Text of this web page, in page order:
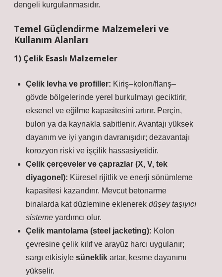
dengeli kurgulanmasıdır.
Temel Güçlendirme Malzemeleri ve
Kullanım Alanları
1) Çelik Esaslı Malzemeler
Çelik levha ve profiller: Kiriş–kolon/flanş–
gövde bölgelerinde yerel burkulmayı geciktirir,
eksenel ve eğilme kapasitesini artırır. Perçin,
bulon ya da kaynakla sabitlenir. Avantajı yüksek
dayanım ve iyi yangın davranışıdır; dezavantajı
korozyon riski ve işçilik hassasiyetidir.
Çelik çerçeveler ve çaprazlar (X, V, tek
diyagonel): Küresel rijitlik ve enerji sönümleme
kapasitesi kazandırır. Mevcut betonarme
binalarda kat düzlemine eklenerek düşey taşıyıcı
sisteme yardımcı olur.
Çelik mantolama (steel jacketing): Kolon
çevresine çelik kılıf ve arayüz harcı uygulanır;
sargı etkisiyle süneklik artar, kesme dayanımı
yükselir.